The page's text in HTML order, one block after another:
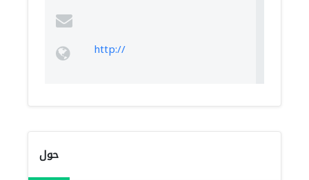
http://
حول